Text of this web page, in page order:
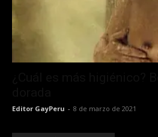
Editor GayPeru - 8 de marzo de 2021